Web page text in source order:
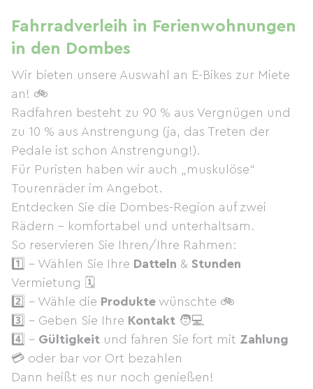
Fahrradverleih in Ferienwohnungen
in den Dombes
Wir bieten unsere Auswahl an E-Bikes zur Miete
an! 🚲
Radfahren besteht zu 90 % aus Vergnügen und
zu 10 % aus Anstrengung (ja, das Treten der
Pedale ist schon Anstrengung!).
Für Puristen haben wir auch „muskulöse“
Tourenräder im Angebot.
Entdecken Sie die Dombes-Region auf zwei
Rädern – komfortabel und unterhaltsam.
So reservieren Sie Ihren/Ihre Rahmen:
1️⃣ - Wählen Sie Ihre Datteln & Stunden
Vermietung 🗓
2️⃣ - Wähle die Produkte wünschte 🚲
3️⃣ - Geben Sie Ihre Kontakt 🧑💻
4️⃣ - Gültigkeit und fahren Sie fort mit Zahlung
💳 oder bar vor Ort bezahlen
Dann heißt es nur noch genießen!